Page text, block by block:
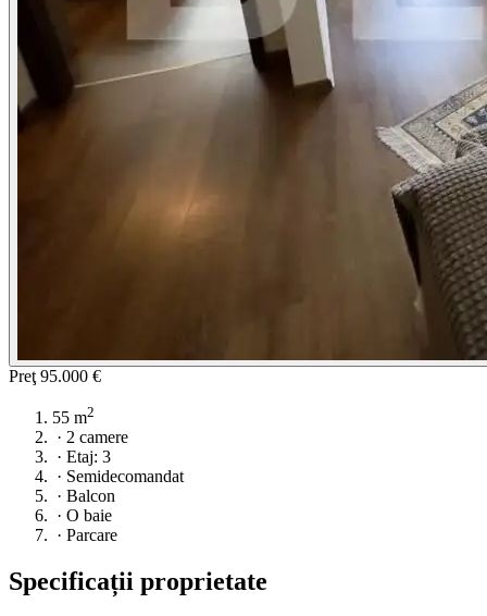
Preţ 95.000 €
55 m2
· 2 camere
· Etaj: 3
· Semidecomandat
· Balcon
· O baie
· Parcare
Specificații proprietate